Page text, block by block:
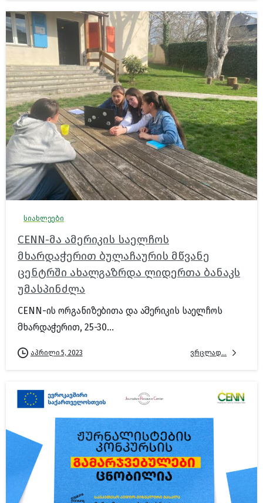
სიახლეები
CENN-მა ამერიკის საელჩოს
მხარდაჭერით ბულაჩაურის მწვანე
ცენტრში ახალგაზრდა ლიდერთა ბანაკს
უმასპინძლა
CENN-ის ორგანიზებითა და ამერიკის საელჩოს
მხარდაჭერით, 25-30...
აპრილი 5, 2023 ვრცლად...